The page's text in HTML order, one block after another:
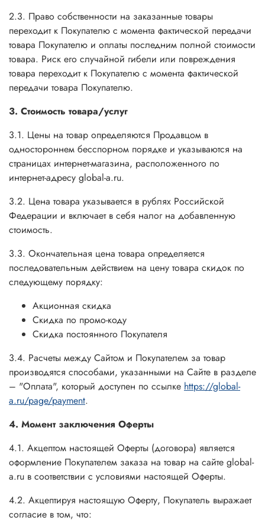
2.3. Право собственности на заказанные товары
переходит к Покупателю с момента фактической передачи
товара Покупателю и оплаты последним полной стоимости
товара. Риск его случайной гибели или повреждения
товара переходит к Покупателю с момента фактической
передачи товара Покупателю.
3. Стоимость товара/услуг
3.1. Цены на товар определяются Продавцом в
одностороннем бесспорном порядке и указываются на
страницах интернет-магазина, расположенного по
интернет-адресу global-a.ru.
3.2. Цена товара указывается в рублях Российской
Федерации и включает в себя налог на добавленную
стоимость.
3.3. Окончательная цена товара определяется
последовательным действием на цену товара скидок по
следующему порядку:
Акционная скидка
Скидка по промо-коду
Скидка постоянного Покупателя
3.4. Расчеты между Сайтом и Покупателем за товар
производятся способами, указанными на Сайте в разделе
– "Оплата", который доступен по ссылке https://global-
a.ru/page/payment.
4. Момент заключения Оферты
4.1. Акцептом настоящей Оферты (договора) является
оформление Покупателем заказа на товар на сайте global-
a.ru в соответствии с условиями настоящей Оферты.
4.2. Акцептируя настоящую Оферту, Покупатель выражает
согласие в том, что: